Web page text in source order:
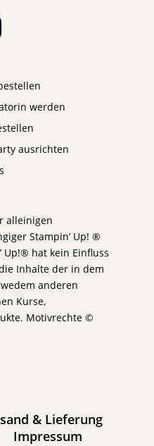
werden
ausrichten
alleinigen
Stampin’ Up! ®
Up!® hat kein Einfluss
Inhalte der in dem
anderen
Kurse,
Motivrechte ©
& Lieferung
Impressum